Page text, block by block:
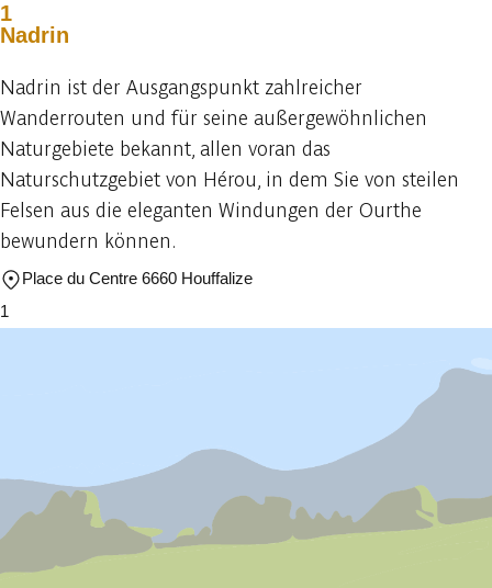
1
Nadrin
Nadrin ist der Ausgangspunkt zahlreicher
Wanderrouten und für seine außergewöhnlichen
Naturgebiete bekannt, allen voran das
Naturschutzgebiet von Hérou, in dem Sie von steilen
Felsen aus die eleganten Windungen der Ourthe
bewundern können.
Place du Centre 6660 Houffalize
1